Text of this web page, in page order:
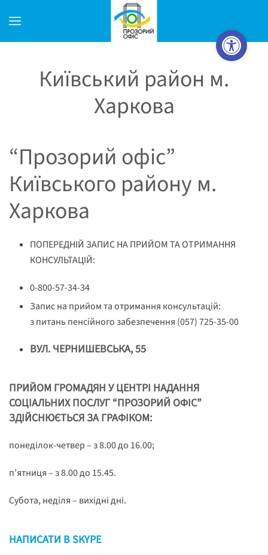
Відкрити
Київський район м.
Харкова
“Прозорий офіс”
Київського району м.
Харкова
ПОПЕРЕДНІЙ ЗАПИС НА ПРИЙОМ ТА ОТРИМАННЯ
КОНСУЛЬТАЦІЙ:
0-800-57-34-34
Запис на прийом та отримання консультацій:
з питань пенсійного забезпечення (057) 725-35-00
ВУЛ. ЧЕРНИШЕВСЬКА, 55
ПРИЙОМ ГРОМАДЯН У ЦЕНТРІ НАДАННЯ
СОЦІАЛЬНИХ ПОСЛУГ “ПРОЗОРИЙ ОФІС”
ЗДІЙСНЮЄТЬСЯ ЗА ГРАФІКОМ:
понеділок-четвер – з 8.00 до 16.00;
п’ятниця – з 8.00 до 15.45.
Субота, неділя – вихідні дні.
НАПИСАТИ В SKYPE